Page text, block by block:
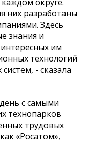
округе.
них разработаны
Здесь
знания и
им
технологий
- сказала
с самыми
технопарков
трудовых
«Росатом»,